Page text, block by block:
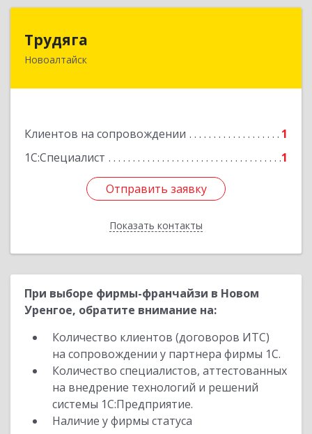
Трудяга
Новоалтайск
Клиентов на сопровождении
1
1С:Специалист
1
Отправить заявку
Показать контакты
658080, Алтайский край, Новоалтайск г,
Отправить заявку
Назад
При выборе фирмы-франчайзи в Новом
Уренгое, обратите внимание на:
Количество клиентов (договоров ИТС)
на сопровождении у партнера фирмы 1С.
Количество специалистов, аттестованных
на внедрение технологий и решений
системы 1С:Предприятие.
Наличие у фирмы статуса